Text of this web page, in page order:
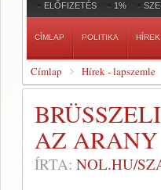
ELŐFIZETÉS 1%
CÍMLAP POLITIKA HÍREK
Címlap Hírek - lapszemle
AZ
ÍRTA: NOL.HU/